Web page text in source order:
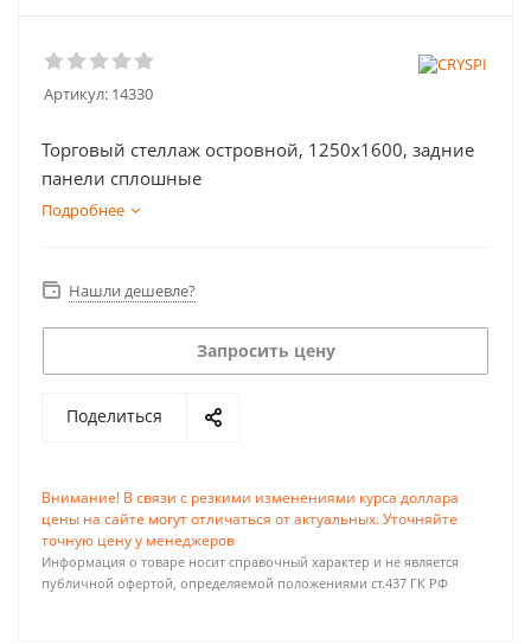
Артикул: 14330
Торговый стеллаж островной, 1250х1600, задние
панели сплошные
Подробнее
Нашли дешевле?
Запросить цену
Поделиться
Внимание! В связи с резкими изменениями курса доллара
цены на сайте могут отличаться от актуальных. Уточняйте
точную цену у менеджеров
Информация о товаре носит справочный характер и не является
публичной офертой, определяемой положениями ст.437 ГК РФ